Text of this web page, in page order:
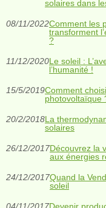
solaires dans
08/11/2022Comment les
transforment
?
11/12/2020Le soleil :
l’humanité !
15/5/2019Comment
photovoltaïque
20/2/2018La
solaires
26/12/2017Découvrez la
aux énergies
24/12/2017Quand la
soleil
04/11/2017Devenir